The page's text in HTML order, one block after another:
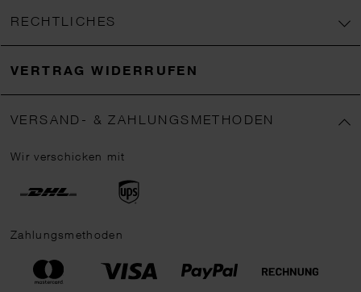
RECHTLICHES
VERTRAG WIDERRUFEN
VERSAND- & ZAHLUNGSMETHODEN
Wir verschicken mit
Zahlungsmethoden